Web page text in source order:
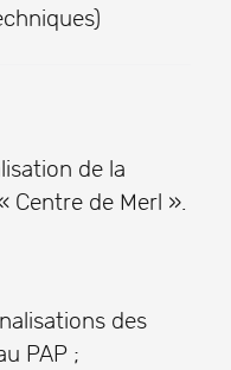
de la
Centre de Merl ».
des
PAP ;